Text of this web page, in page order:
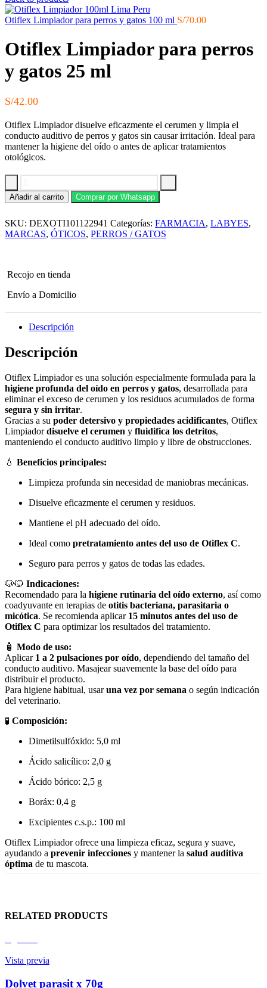
Otiflex Limpiador para perros y gatos 100 ml S/70.00
Otiflex Limpiador para perros
y gatos 25 ml
S/42.00
Otiflex Limpiador disuelve eficazmente el cerumen y limpia el
conducto auditivo de perros y gatos sin causar irritación. Ideal para
mantener la higiene del oído o antes de aplicar tratamientos
otológicos.
Otiflex
Limpiador
perros
y
cantidad
Añadir al carrito Comprar por Whatsapp
SKU: DEXOTI101122941 Categorías: FARMACIA, LABYES,
MARCAS, ÓTICOS, PERROS / GATOS
Recojo en tienda
Envío a Domicilio
Descripción
Descripción
Otiflex Limpiador es una solución especialmente formulada para la
higiene profunda del oído en perros y gatos, desarrollada para
eliminar el exceso de cerumen y los residuos acumulados de forma
segura y sin irritar.
Gracias a su poder detersivo y propiedades acidificantes, Otiflex
Limpiadordisuelve el cerumen y fluidifica los detritos,
manteniendo el conducto auditivo limpio y libre de obstrucciones.
💧 Beneficios principales:
Limpieza profunda sin necesidad de maniobras mecánicas.
Disuelve eficazmente el cerumen y residuos.
Mantiene el pH adecuado del oído.
Ideal como pretratamiento antes del uso de Otiflex C.
Seguro para perros y gatos de todas las edades.
🐶🐱 Indicaciones:
Recomendado para la higiene rutinaria del oído externo, así como
coadyuvante en terapias de otitis bacteriana, parasitaria o
micótica. Se recomienda aplicar 15 minutos antes del uso de
Otiflex C para optimizar los resultados del tratamiento.
🧴 Modo de uso:
Aplicar 1 a 2 pulsaciones por oído, dependiendo del tamaño del
conducto auditivo. Masajear suavemente la base del oído para
distribuir el producto.
Para higiene habitual, usaruna vez por semana o según indicación
del veterinario.
🧪 Composición:
Dimetilsulfóxido: 5,0 ml
Ácido salicílico: 2,0 g
Ácido bórico: 2,5 g
Boráx: 0,4 g
Excipientes c.s.p.: 100 ml
Otiflex Limpiador ofrece una limpieza eficaz, segura y suave,
ayudando a prevenir infecciones y mantener la salud auditiva
óptima de tu mascota.
RELATED PRODUCTS
Vista previa
Dolvet parasit x 70g